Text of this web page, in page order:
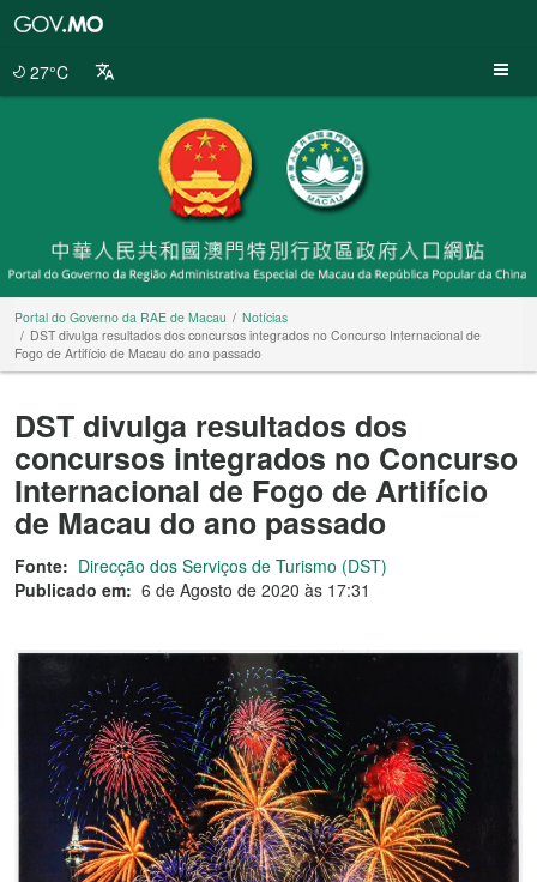
27°C
Portal do Governo da RAE de Macau
Notícias
DST divulga resultados dos concursos integrados no Concurso Internacional de
Fogo de Artifício de Macau do ano passado
DST divulga resultados dos
concursos integrados no Concurso
Internacional de Fogo de Artifício
de Macau do ano passado
Fonte: Direcção dos Serviços de Turismo (DST)
Publicado em: 6 de Agosto de 2020 às 17:31